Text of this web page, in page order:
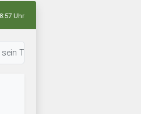
Uhr
durch. • 08:57 Uhr: Computer